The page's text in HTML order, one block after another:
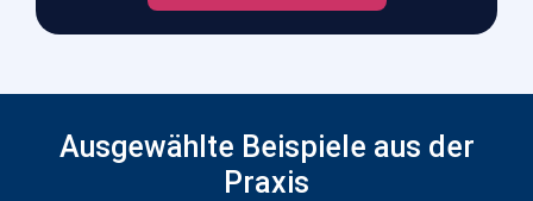
Ausgewählte Beispiele aus der
Praxis